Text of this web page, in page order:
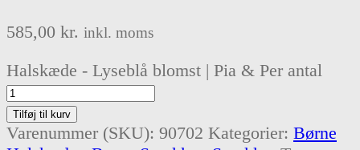
585,00 kr. inkl. moms
Halskæde - Lyseblå blomst | Pia & Per antal
Tilføj til kurv
Varenummer (SKU): 90702 Kategorier: Børne